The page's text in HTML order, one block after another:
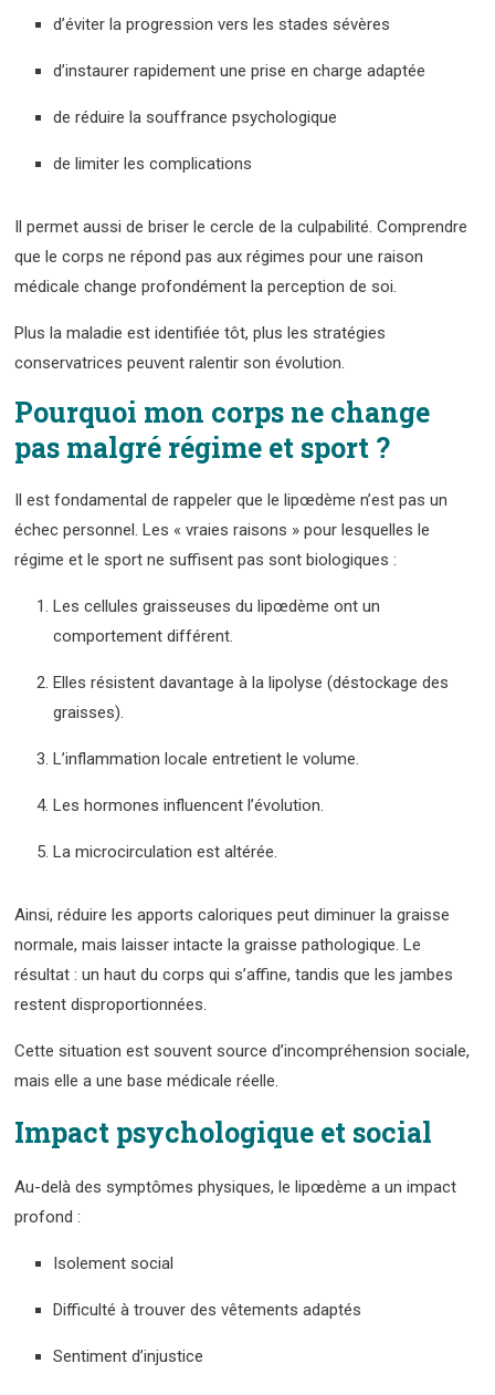
d’éviter la progression vers les stades sévères
d’instaurer rapidement une prise en charge adaptée
de réduire la souffrance psychologique
de limiter les complications
Il permet aussi de briser le cercle de la culpabilité. Comprendre
que le corps ne répond pas aux régimes pour une raison
médicale change profondément la perception de soi.
Plus la maladie est identifiée tôt, plus les stratégies
conservatrices peuvent ralentir son évolution.
Pourquoi mon corps ne change
pas malgré régime et sport ?
Il est fondamental de rappeler que le lipœdème n’est pas un
échec personnel. Les « vraies raisons » pour lesquelles le
régime et le sport ne suffisent pas sont biologiques :
Les cellules graisseuses du lipœdème ont un
comportement différent.
Elles résistent davantage à la lipolyse (déstockage des
graisses).
L’inflammation locale entretient le volume.
Les hormones influencent l’évolution.
La microcirculation est altérée.
Ainsi, réduire les apports caloriques peut diminuer la graisse
normale, mais laisser intacte la graisse pathologique. Le
résultat : un haut du corps qui s’affine, tandis que les jambes
restent disproportionnées.
Cette situation est souvent source d’incompréhension sociale,
mais elle a une base médicale réelle.
Impact psychologique et social
Au-delà des symptômes physiques, le lipœdème a un impact
profond :
Isolement social
Difficulté à trouver des vêtements adaptés
Sentiment d’injustice